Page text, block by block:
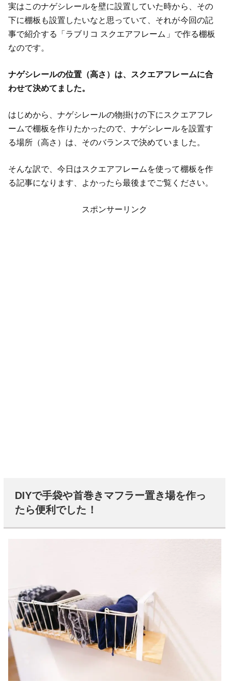
実はこのナゲシレールを壁に設置していた時から、その
下に棚板も設置したいなと思っていて、それが今回の記
事で紹介する「ラブリコ スクエアフレーム」で作る棚板
なのです。
ナゲシレールの位置（高さ）は、スクエアフレームに合
わせて決めてました。
はじめから、ナゲシレールの物掛けの下にスクエアフレ
ームで棚板を作りたかったので、ナゲシレールを設置す
る場所（高さ）は、そのバランスで決めていました。
そんな訳で、今日はスクエアフレームを使って棚板を作
る記事になります、よかったら最後までご覧ください。
スポンサーリンク
DIYで手袋や首巻きマフラー置き場を作っ
たら便利でした！